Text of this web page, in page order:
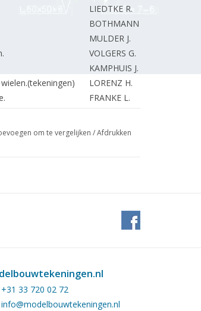
LIEDTKE R.
BOTHMANN P.
MULDER J.
VOLGERS G.
KAMPHUIS J.
LORENZ H.
FRANKE L.
PLAISIER G.
om te vergelijken /Afdrukken
+31 33 720 02 72
info@modelbouwtekeningen.nl